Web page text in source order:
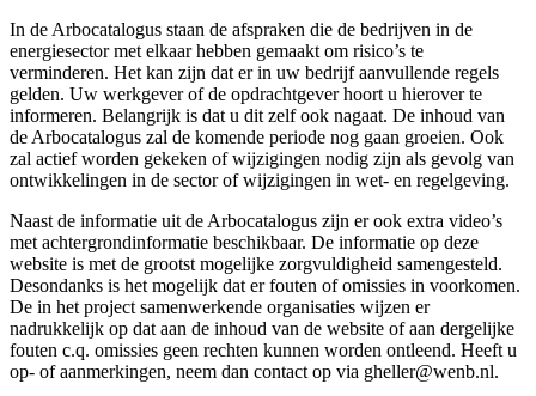
In de Arbocatalogus staan de afspraken die de bedrijven in de
energiesector met elkaar hebben gemaakt om risico’s te
verminderen. Het kan zijn dat er in uw bedrijf aanvullende regels
gelden. Uw werkgever of de opdrachtgever hoort u hierover te
informeren. Belangrijk is dat u dit zelf ook nagaat. De inhoud van
de Arbocatalogus zal de komende periode nog gaan groeien. Ook
zal actief worden gekeken of wijzigingen nodig zijn als gevolg van
ontwikkelingen in de sector of wijzigingen in wet- en regelgeving.
Naast de informatie uit de Arbocatalogus zijn er ook extra video’s
met achtergrondinformatie beschikbaar. De informatie op deze
website is met de grootst mogelijke zorgvuldigheid samengesteld.
Desondanks is het mogelijk dat er fouten of omissies in voorkomen.
De in het project samenwerkende organisaties wijzen er
nadrukkelijk op dat aan de inhoud van de website of aan dergelijke
fouten c.q. omissies geen rechten kunnen worden ontleend. Heeft u
op- of aanmerkingen, neem dan contact op via gheller@wenb.nl.